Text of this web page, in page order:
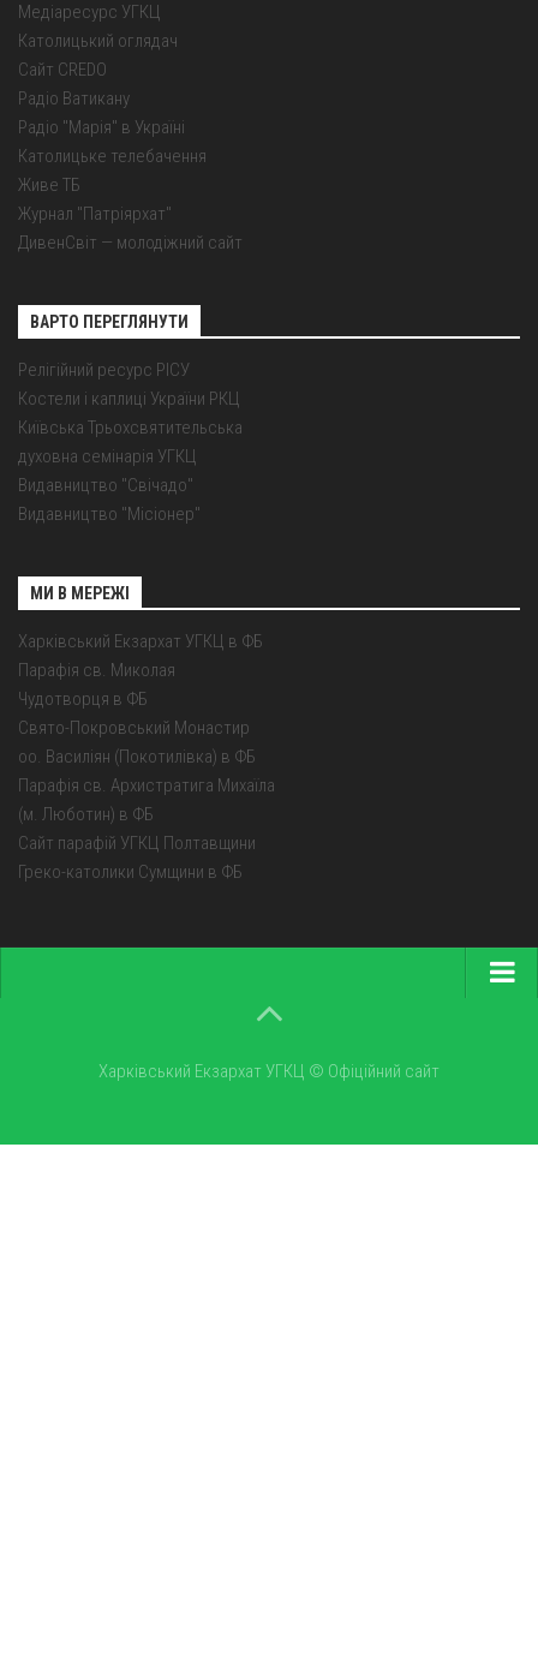
Медіаресурс УГКЦ
Католицький оглядач
Сайт CREDO
Радіо Ватикану
Радіо "Марія" в Україні
Католицьке телебачення
Живе ТБ
Журнал "Патріярхат"
ДивенСвіт — молодіжний сайт
ВАРТО ПЕРЕГЛЯНУТИ
Релігійний ресурс РІСУ
Костели і каплиці України РКЦ
Київська Трьохсвятительська
духовна семінарія УГКЦ
Видавництво "Свічадо"
Видавництво "Місіонер"
МИ В МЕРЕЖІ
Харківський Екзархат УГКЦ в ФБ
Парафія св. Миколая
Чудотворця в ФБ
Свято-Покровський Монастир
оо. Василіян (Покотилівка) в ФБ
Парафія св. Архистратига Михаїла
(м. Люботин) в ФБ
Сайт парафій УГКЦ Полтавщини
Греко-католики Сумщини в ФБ
Про екзархатХарківський Екзархат УГКЦ © Офіційний сайт